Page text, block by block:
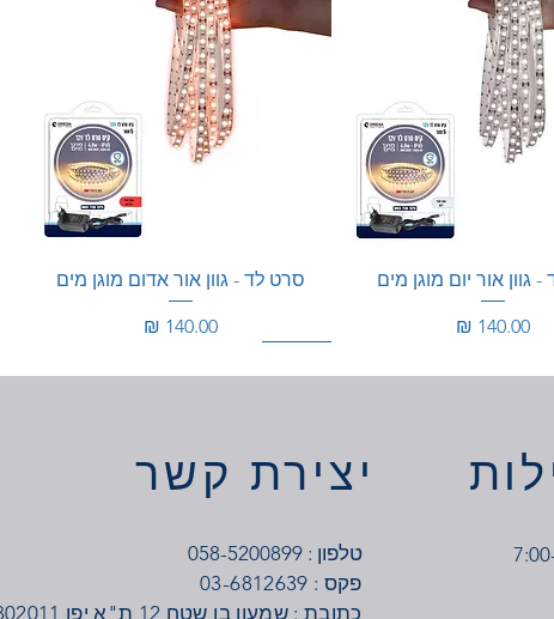
גוון אור יום מוגן מים
מחיר‏140.00 ‏₪
סרט לד - גוון אור אדום מוגן מים
מחיר
יצירת קשר
טלפון : 058-5200899
03-6812639 : פקס
כתובת : שמעון בן שטח 12 ת"א יפו 6802011